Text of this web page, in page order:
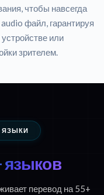
чтобы навсегда
файл, гарантируя
или
зрителем.
языков
перевод на 55+